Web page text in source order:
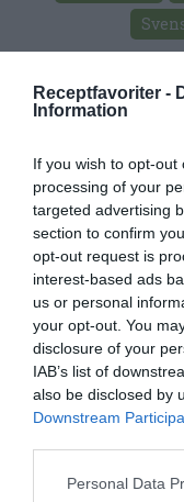
Receptfavoriter -
Information
If you wish to opt-
processing of your
targeted advertising
section to confirm
opt-out request is
interest-based ads
us or personal
your opt-out. You
disclosure of your
IAB’s list of
also be disclosed by
Downstream
Personal Data
E-
Publicerat:
Författare:
Mattsson
Jag är
med en fil. kand i